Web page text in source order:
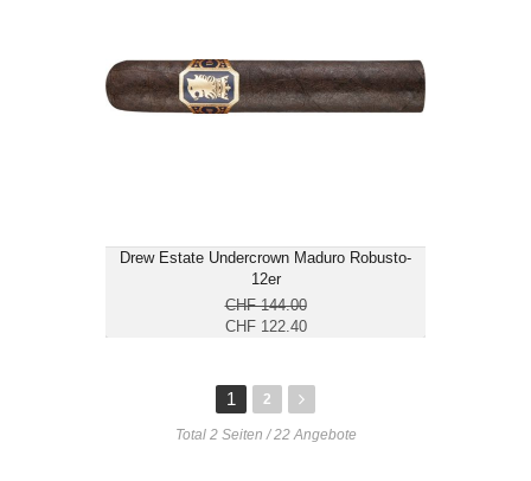
Drew Estate Undercrown Maduro Robusto-
12er
CHF 144.00
CHF 122.40
Format: Robusto
Ringmass: 54
Länge: 12.7
1 2
Total 2 Seiten / 22 Angebote